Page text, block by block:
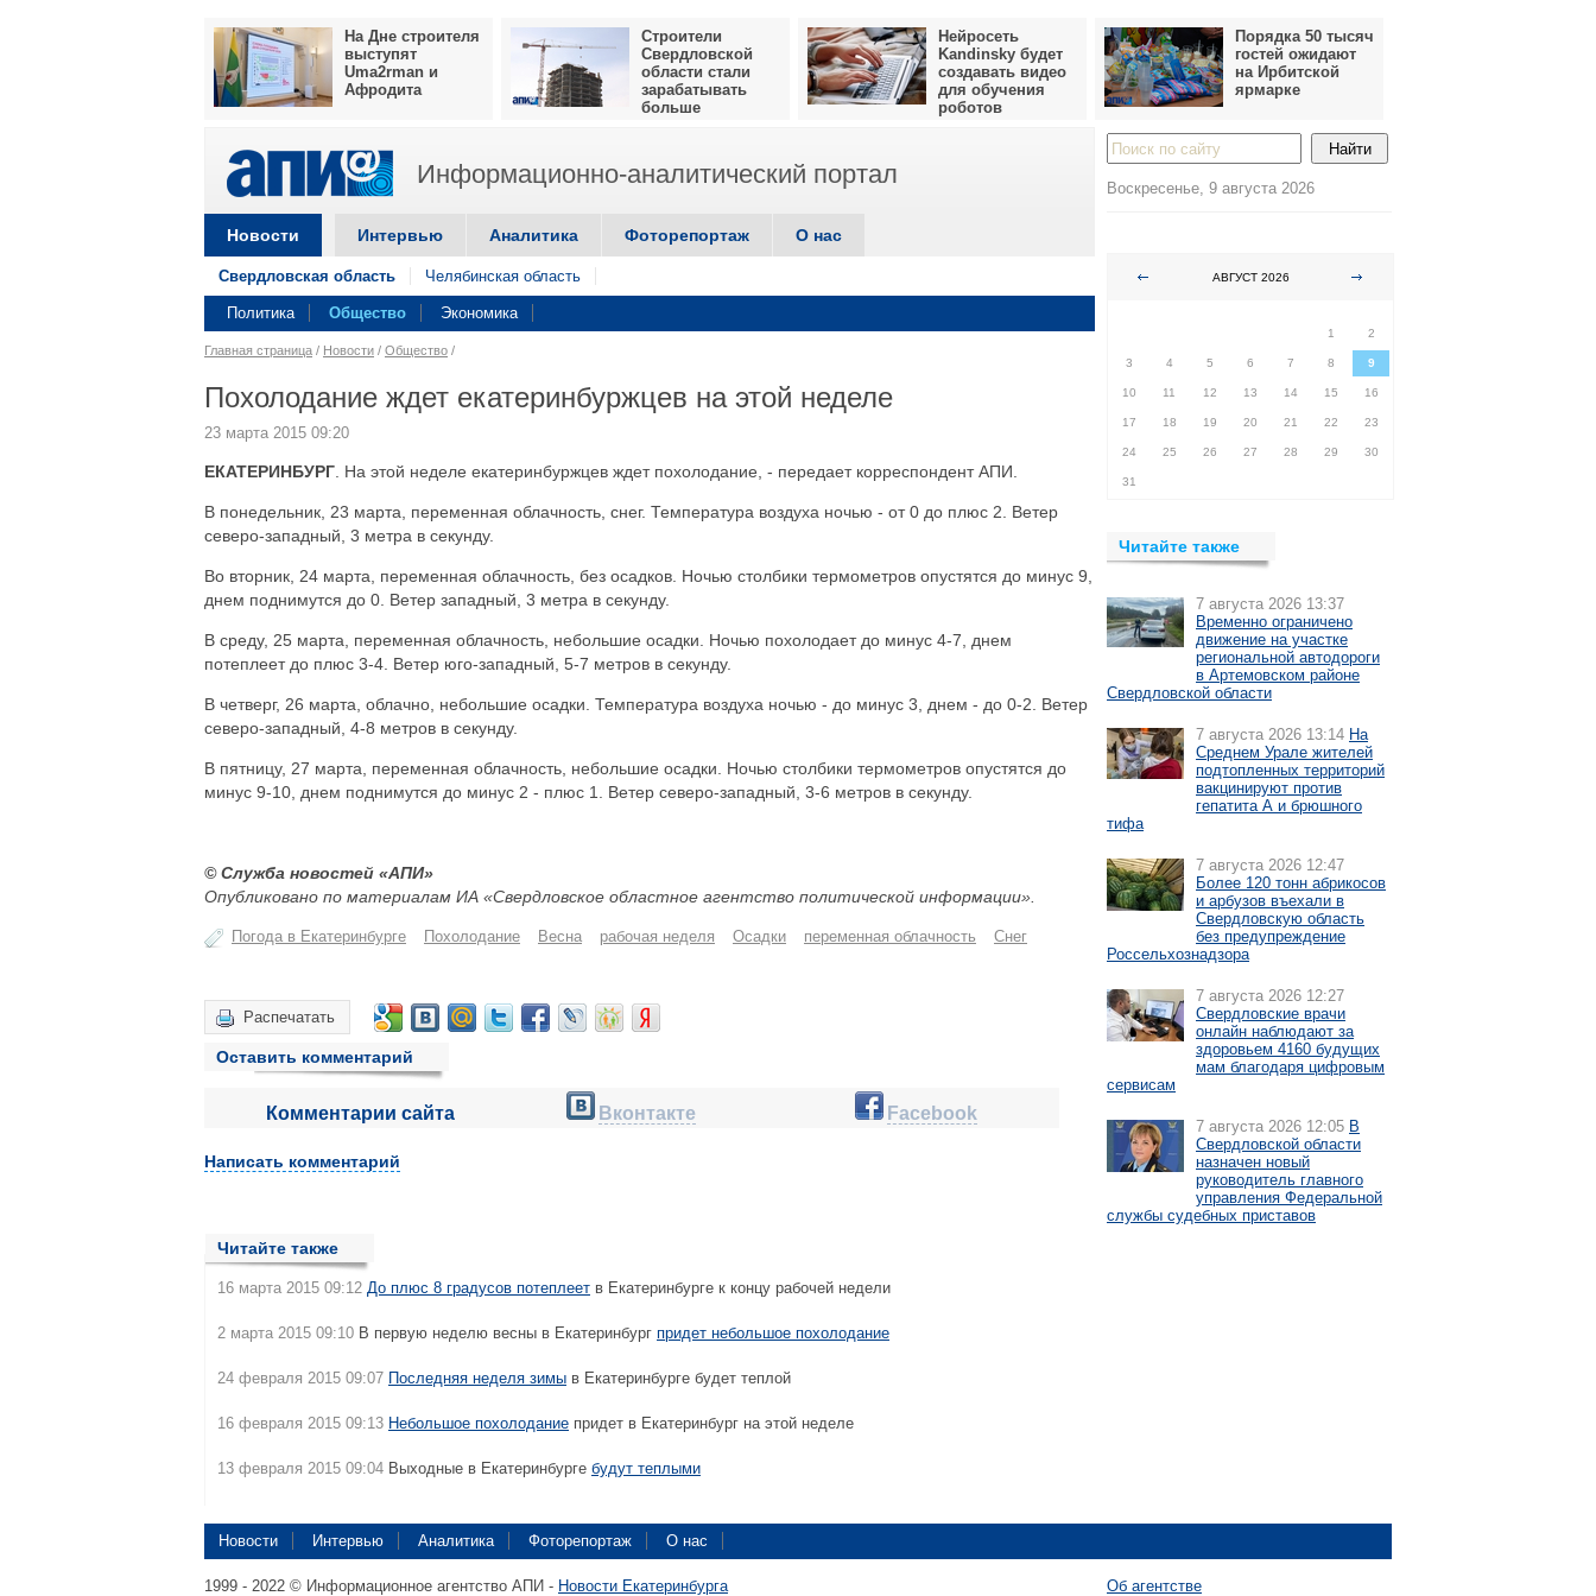
На Дне строителя
выступят
Uma2rman и
Афродита
Строители
Свердловской
области стали
зарабатывать
больше
Нейросеть
Kandinsky будет
создавать видео
для обучения
роботов
Порядка 50 тысяч
гостей ожидают
на Ирбитской
ярмарке
Информационно-аналитический портал
Новости Интервью Аналитика Фоторепортаж О нас
Свердловская область Челябинская область
Политика Общество Экономика
Главная страница / Новости / Общество /
Похолодание ждет екатеринбуржцев на этой неделе
23 марта 2015 09:20
ЕКАТЕРИНБУРГ . На этой неделе екатеринбуржцев ждет похолодание, - передает корреспондент АПИ.
В понедельник, 23 марта, переменная облачность, снег. Температура воздуха ночью - от 0 до плюс 2. Ветер
северо-западный, 3 метра в секунду.
Во вторник, 24 марта, переменная облачность, без осадков. Ночью столбики термометров опустятся до минус 9,
днем поднимутся до 0. Ветер западный, 3 метра в секунду.
В среду, 25 марта, переменная облачность, небольшие осадки. Ночью похолодает до минус 4-7, днем
потеплеет до плюс 3-4. Ветер юго-западный, 5-7 метров в секунду.
В четверг, 26 марта, облачно, небольшие осадки. Температура воздуха ночью - до минус 3, днем - до 0-2. Ветер
северо-западный, 4-8 метров в секунду.
В пятницу, 27 марта, переменная облачность, небольшие осадки. Ночью столбики термометров опустятся до
минус 9-10, днем поднимутся до минус 2 - плюс 1. Ветер северо-западный, 3-6 метров в секунду.
© Служба новостей «АПИ»
Опубликовано по материалам ИА «Свердловское областное агентство политической информации».
Погода в Екатеринбурге Похолодание Весна рабочая неделя Осадки переменная облачность Снег
Распечатать
Оставить комментарий
Комментарии сайта Вконтакте Facebook
Написать комментарий
Читайте также
16 марта 2015 09:12 До плюс 8 градусов потеплеет в Екатеринбурге к концу рабочей недели
2 марта 2015 09:10 В первую неделю весны в Екатеринбург придет небольшое похолодание
24 февраля 2015 09:07 Последняя неделя зимы в Екатеринбурге будет теплой
16 февраля 2015 09:13 Небольшое похолодание придет в Екатеринбург на этой неделе
13 февраля 2015 09:04 Выходные в Екатеринбурге будут теплыми
Воскресенье, 9 августа 2026
АВГУСТ 2026
1
2
3 4 5 6 7 8 9
10 11 12 13 14 15 16
17 18 19 20 21 22 23
24 25 26 27 28 29 30
31
Читайте также
7 августа 2026 13:37
Временно ограничено
движение на участке
региональной автодороги
в Артемовском районе
Свердловской области
7 августа 2026 13:14 На
Среднем Урале жителей
подтопленных территорий
вакцинируют против
гепатита А и брюшного
тифа
7 августа 2026 12:47
Более 120 тонн абрикосов
и арбузов въехали в
Свердловскую область
без предупреждение
Россельхознадзора
7 августа 2026 12:27
Свердловские врачи
онлайн наблюдают за
здоровьем 4160 будущих
мам благодаря цифровым
сервисам
7 августа 2026 12:05 В
Свердловской области
назначен новый
руководитель главного
управления Федеральной
службы судебных приставов
Новости Интервью Аналитика Фоторепортаж О нас
1999 - 2022 © Информационное агентство АПИ - Новости Екатеринбурга
Об агентстве